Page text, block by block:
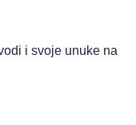
i svoje unuke na